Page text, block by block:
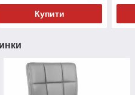
Купити